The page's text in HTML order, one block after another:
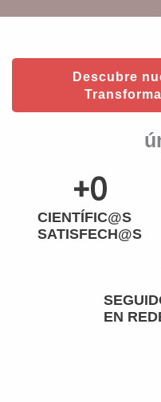
Descubre
CIENTÍFIC@S
SATISFECH@S
+0
EN